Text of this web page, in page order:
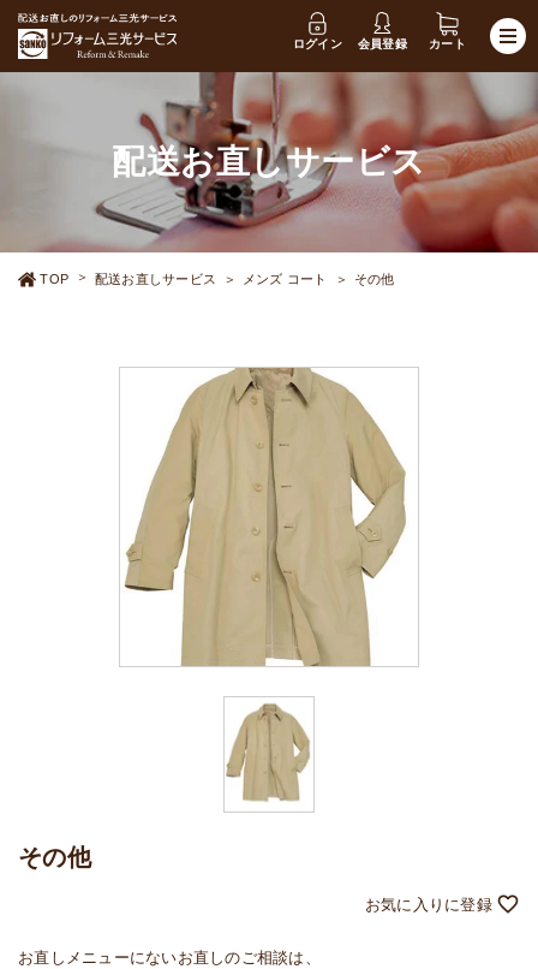
ログイン 会員登録 カート
配送お直しサービス
TOP 配送お直しサービス メンズ コート その他
その他
お直しメニューにないお直しのご相談は、